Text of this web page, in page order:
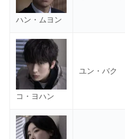
ハン・ムヨン
コ・ヨハン
ユン・バク